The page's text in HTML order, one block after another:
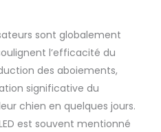
sont globalement
l’efficacité du
des aboiements,
significative du
chien en quelques jours.
est souvent mentionné